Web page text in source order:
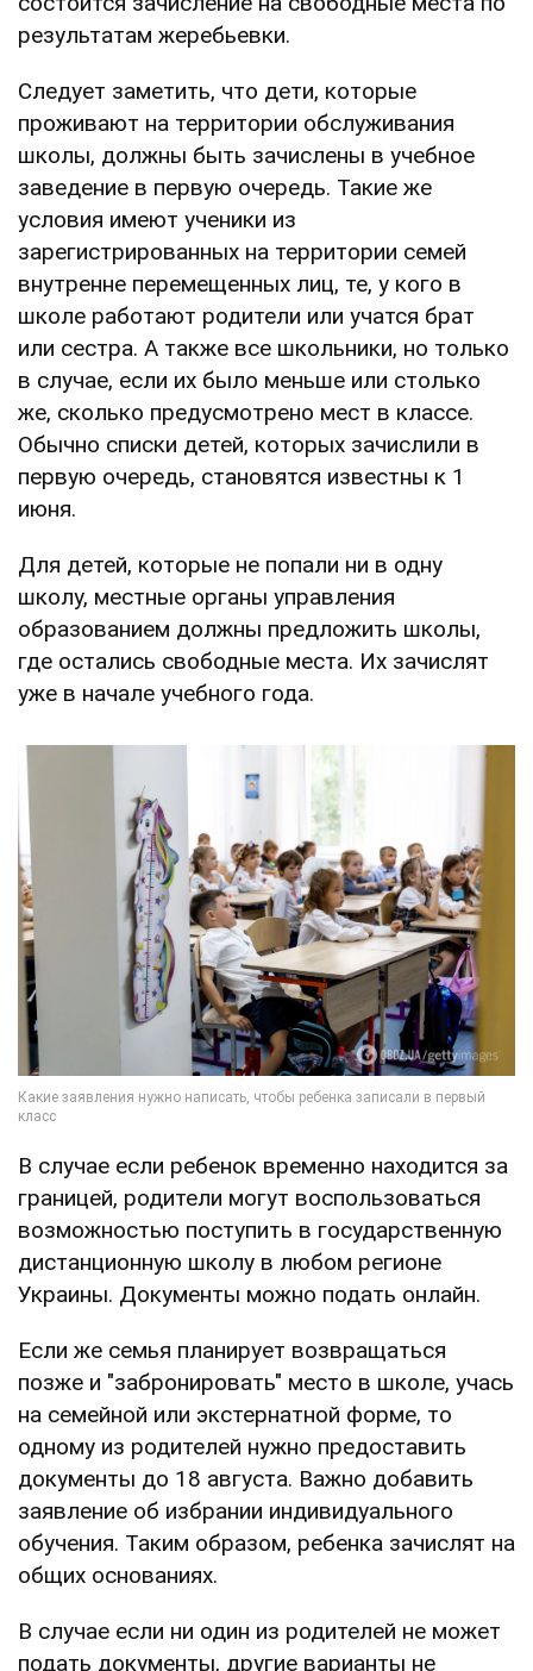
результатам жеребьевки.
Следует заметить, что дети, которые
проживают на территории обслуживания
школы, должны быть зачислены в учебное
заведение в первую очередь. Такие же
условия имеют ученики из
зарегистрированных на территории семей
внутренне перемещенных лиц, те, у кого в
школе работают родители или учатся брат
или сестра. А также все школьники, но только
в случае, если их было меньше или столько
же, сколько предусмотрено мест в классе.
Обычно списки детей, которых зачислили в
первую очередь, становятся известны к 1
июня.
Для детей, которые не попали ни в одну
школу, местные органы управления
образованием должны предложить школы,
где остались свободные места. Их зачислят
уже в начале учебного года.
В случае если ребенок временно находится за
границей, родители могут воспользоваться
возможностью поступить в государственную
дистанционную школу в любом регионе
Украины. Документы можно подать онлайн.
Если же семья планирует возвращаться
позже и "забронировать" место в школе, учась
на семейной или экстернатной форме, то
одному из родителей нужно предоставить
документы до 18 августа. Важно добавить
заявление об избрании индивидуального
обучения. Таким образом, ребенка зачислят на
общих основаниях.
В случае если ни один из родителей не может
подать документы, другие варианты не